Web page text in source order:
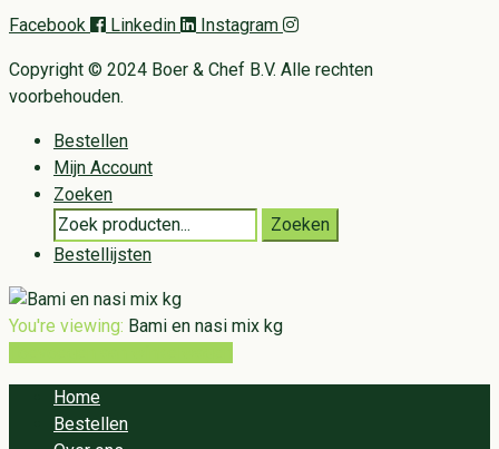
Facebook Linkedin Instagram
Copyright © 2024 Boer & Chef B.V. Alle rechten
voorbehouden.
Bestellen
Mijn Account
Zoeken
Search
for:
Zoeken
Bestellijsten
You're viewing: Bami en nasi mix kg
Home
Bestellen